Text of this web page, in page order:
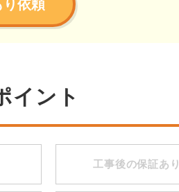
り依頼
イント
工事後の保証あり